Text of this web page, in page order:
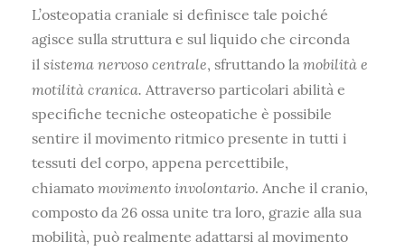
L’osteopatia craniale si definisce tale poiché
agisce sulla struttura e sul liquido che circonda
il sistema nervoso centrale, sfruttando la mobilità e
motilitàcranica. Attraverso particolari abilità e
specifiche tecniche osteopatiche è possibile
sentire il movimento ritmico presente in tutti i
tessuti del corpo, appena percettibile,
chiamato movimento involontario. Anche il cranio,
composto da 26 ossa unite tra loro, grazie alla sua
mobilità, può realmente adattarsi al movimento